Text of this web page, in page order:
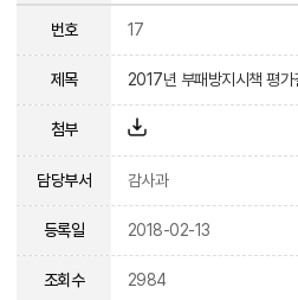
번호 17
제목 2017년 부패방지시책 평가
첨부
담당부서 감사과
등록일 2018-02-13
조회수 2984